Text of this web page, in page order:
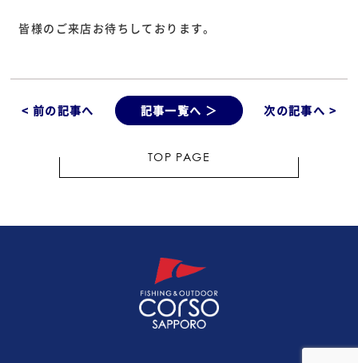
皆様のご来店お待ちしております。
< 前の記事へ 記事一覧へ ＞ 次の記事へ >
TOP PAGE